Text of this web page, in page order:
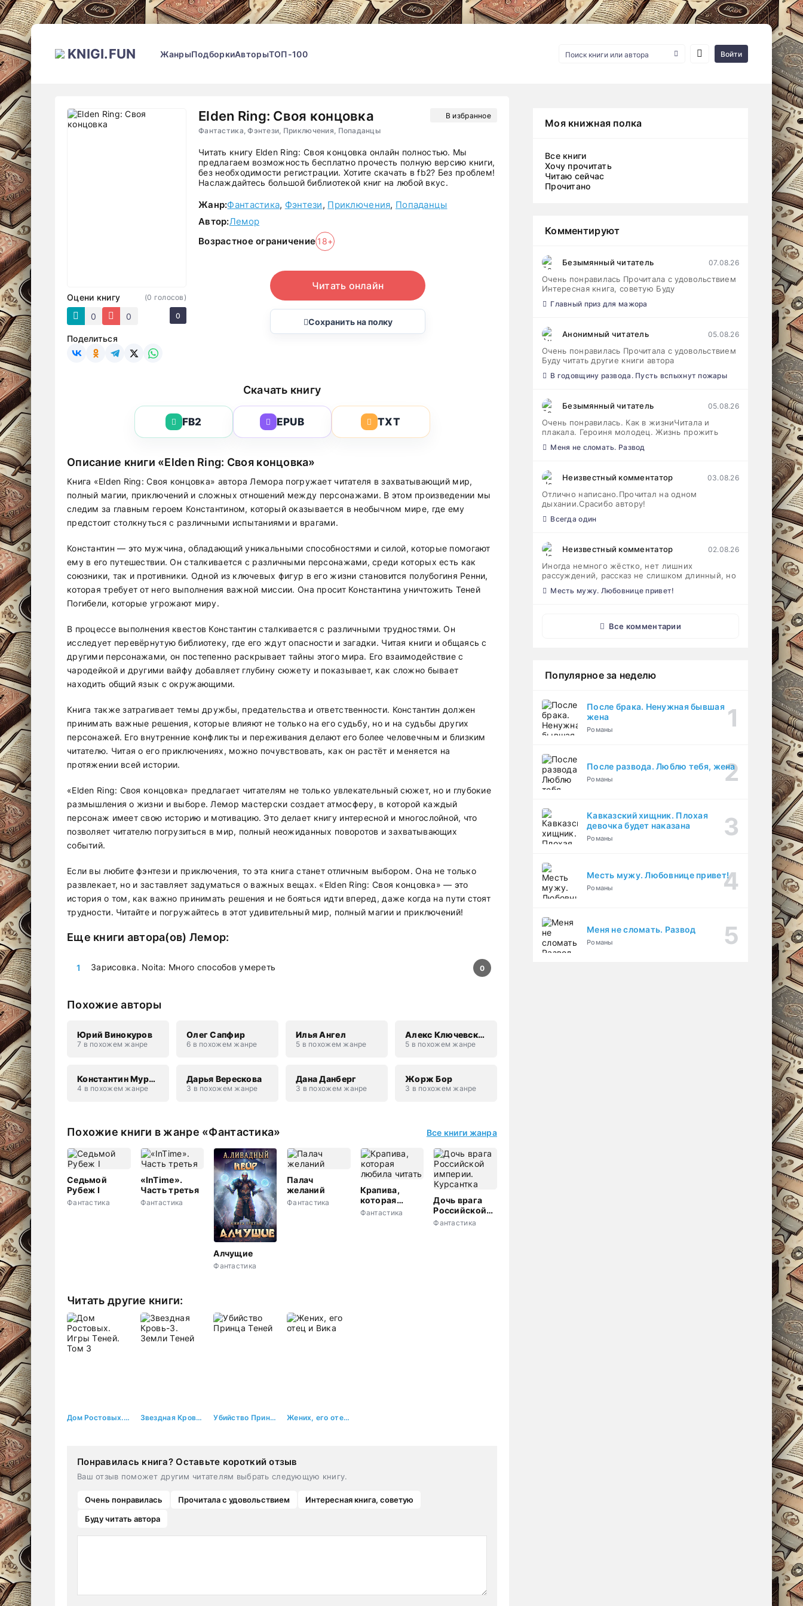
KNIGI.FUN ЖанрыПодборкиАвторыТОП-100 Войти
Elden Ring: Своя концовка
Фантастика, Фэнтези, Приключения, Попаданцы
В избранное
Оцени книгу
0
0
(0 голосов)
0
Поделиться
Читать книгу Elden Ring: Своя концовка онлайн полностью. Мы
предлагаем возможность бесплатно прочесть полную версию книги,
без необходимости регистрации. Хотите скачать в fb2? Без проблем!
Наслаждайтесь большой библиотекой книг на любой вкус.
Жанр:Фантастика, Фэнтези, Приключения, Попаданцы
Автор:Лемор
Возрастное ограничение 18+
Читать онлайн
Сохранить на полку
Скачать книгу
FB2 EPUB TXT
Описание книги «Elden Ring: Своя концовка»
Книга «Elden Ring: Своя концовка» автора Лемора погружает читателя в захватывающий мир,
полный магии, приключений и сложных отношений между персонажами. В этом произведении мы
следим за главным героем Константином, который оказывается в необычном мире, где ему
предстоит столкнуться с различными испытаниями и врагами.
Константин — это мужчина, обладающий уникальными способностями и силой, которые помогают
ему в его путешествии. Он сталкивается с различными персонажами, среди которых есть как
союзники, так и противники. Одной из ключевых фигур в его жизни становится полубогиня Ренни,
которая требует от него выполнения важной миссии. Она просит Константина уничтожить Теней
Погибели, которые угрожают миру.
В процессе выполнения квестов Константин сталкивается с различными трудностями. Он
исследует перевёрнутую библиотеку, где его ждут опасности и загадки. Читая книги и общаясь с
другими персонажами, он постепенно раскрывает тайны этого мира. Его взаимодействие с
чародейкой и другими вайфу добавляет глубину сюжету и показывает, как сложно бывает
находить общий язык с окружающими.
Книга также затрагивает темы дружбы, предательства и ответственности. Константин должен
принимать важные решения, которые влияют не только на его судьбу, но и на судьбы других
персонажей. Его внутренние конфликты и переживания делают его более человечным и близким
читателю. Читая о его приключениях, можно почувствовать, как он растёт и меняется на
протяжении всей истории.
«Elden Ring: Своя концовка» предлагает читателям не только увлекательный сюжет, но и глубокие
размышления о жизни и выборе. Лемор мастерски создает атмосферу, в которой каждый
персонаж имеет свою историю и мотивацию. Это делает книгу интересной и многослойной, что
позволяет читателю погрузиться в мир, полный неожиданных поворотов и захватывающих
событий.
Если вы любите фэнтези и приключения, то эта книга станет отличным выбором. Она не только
развлекает, но и заставляет задуматься о важных вещах. «Elden Ring: Своя концовка» — это
история о том, как важно принимать решения и не бояться идти вперед, даже когда на пути стоят
трудности. Читайте и погружайтесь в этот удивительный мир, полный магии и приключений!
Еще книги автора(ов) Лемор:
Зарисовка. Noita: Много способов умереть 0
Похожие авторы
Юрий Винокуров
7 в похожем жанре
Олег Сапфир
6 в похожем жанре
Илья Ангел
5 в похожем жанре
Алекс Ключевской
5 в похожем жанре
Константин Муравьев
4 в похожем жанре
Дарья Верескова
3 в похожем жанре
Дана Данберг
3 в похожем жанре
Жорж Бор
3 в похожем жанре
Похожие книги в жанре «Фантастика» Все книги жанра
Седьмой
Рубеж I
Фантастика
«InTime».
Часть третья
Фантастика
Алчущие
Фантастика
Палач
желаний
Фантастика
Крапива,
которая
любила
Фантастика
Дочь врага
Российской
империи.
Фантастика
Читать другие книги:
Дом Ростовых. Игры Теней. Том 3 Звездная Кровь-3. Земли Теней Убийство Принца Теней Жених, его отец и Вика
Понравилась книга? Оставьте короткий отзыв
Ваш отзыв поможет другим читателям выбрать следующую книгу.
Очень понравилась Прочитала с удовольствием
Интересная книга, советую
Буду читать автора
Моя книжная полка
Все книги
Хочу прочитать
Читаю сейчас
Прочитано
Комментируют
Безымянный читатель 07.08.26
Очень понравилась Прочитала с удовольствием
Интересная книга, советую Буду
Главный приз для мажора
Анонимный читатель 05.08.26
Очень понравилась Прочитала с удовольствием
Буду читать другие книги автора
В годовщину развода. Пусть вспыхнут пожары
Безымянный читатель 05.08.26
Очень понравилась. Как в жизниЧитала и
плакала. Героиня молодец. Жизнь прожить
Меня не сломать. Развод
Неизвестный комментатор 03.08.26
Отлично написано.Прочитал на одном
дыхании.Срасибо автору!
Всегда один
Неизвестный комментатор 02.08.26
Иногда немного жёстко, нет лишних
рассуждений, рассказ не слишком длинный, но
Месть мужу. Любовнице привет!
Все комментарии
Популярное за неделю
После брака. Ненужная бывшая
жена
Романы
После развода. Люблю тебя, жена
Романы
Кавказский хищник. Плохая
девочка будет наказана
Романы
Месть мужу. Любовнице привет!
Романы
Меня не сломать. Развод
Романы